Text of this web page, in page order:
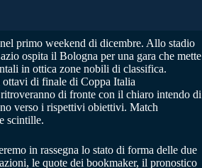
primo weekend di dicembre. Allo stadio
ospita il Bologna per una gara che mette
in ottica zone nobili di classifica.
ottavi di finale di Coppa Italia
di fronte con il chiaro intendo di
verso i rispettivi obiettivi. Match
scintille.
in rassegna lo stato di forma delle due
le quote dei bookmaker, il pronostico